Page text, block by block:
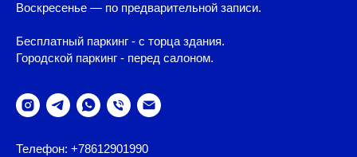
Воскресенье — по предварительной записи.
Бесплатный паркинг - с торца здания.
Городской паркинг - перед салоном.
Телефон: +78612901990